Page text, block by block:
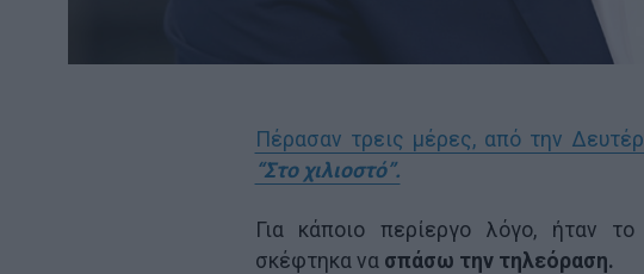
Πέρασαν τρεις μέρες, από την
“Στο χιλιοστό”.
Για κάποιο περίεργο λόγο, ήταν
σκέφτηκα να σπάσω την τηλεόραση.